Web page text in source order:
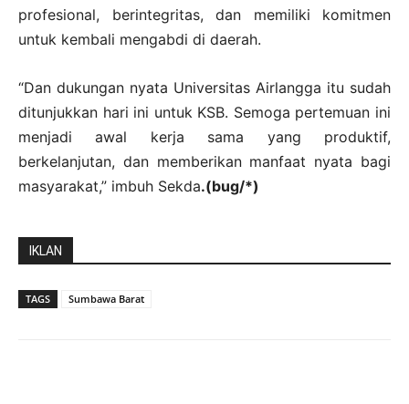
profesional, berintegritas, dan memiliki komitmen
untuk kembali mengabdi di daerah.
“Dan dukungan nyata Universitas Airlangga itu sudah
ditunjukkan hari ini untuk KSB. Semoga pertemuan ini
menjadi awal kerja sama yang produktif,
berkelanjutan, dan memberikan manfaat nyata bagi
masyarakat,” imbuh Sekda.(bug/*)
IKLAN
TAGS Sumbawa Barat